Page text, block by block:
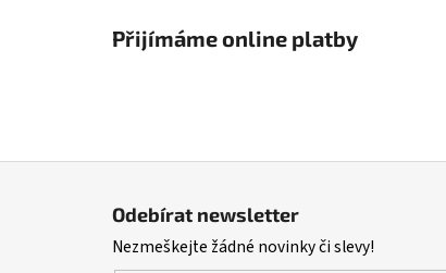
Přijímáme online platby
Odebírat newsletter
Nezmeškejte žádné novinky či slevy!